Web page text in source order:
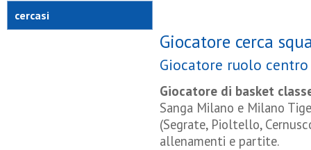
cercasi
Giocatore cerca
Giocatore ruolo
Giocatore di basket
Sanga Milano e Milano
(Segrate, Pioltello,
allenamenti e partite.